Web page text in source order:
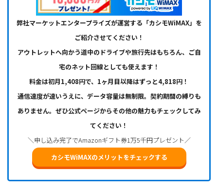
弊社マーケットエンタープライズが運営する「カシモWiMAX」を
ご紹介させてください！
アウトレットへ向かう道中のドライブや旅行先はもちろん、ご自
宅のネット回線としても使えます！
料金は初月1,408円で、1ヶ月目以降はずっと4,818円！
通信速度が速いうえに、データ容量は無制限。契約期間の縛りも
ありません。ぜひ公式ページからその他の魅力もチェックしてみ
てください！
＼申し込み完了でAmazonギフト券1万5千円プレゼント／
カシモWiMAXのメリットをチェックする